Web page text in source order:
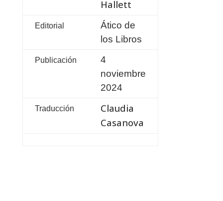
Hallett
Editorial
Ático de
los Libros
Publicación
4
noviembre
2024
Traducción
Claudia
Casanova